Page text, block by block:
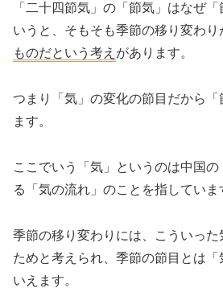
「二十四節気」の「節気」はなぜ
いうと、そもそも季節の移り変わり
ものだという考え があります。
つまり「気」の変化の節目だから
ます。
ここでいう「気」というのは中国
る「気の流れ」のことを指していま
季節の移り変わりには、こういっ
ためと考えられ、季節の節目とは
いえます。